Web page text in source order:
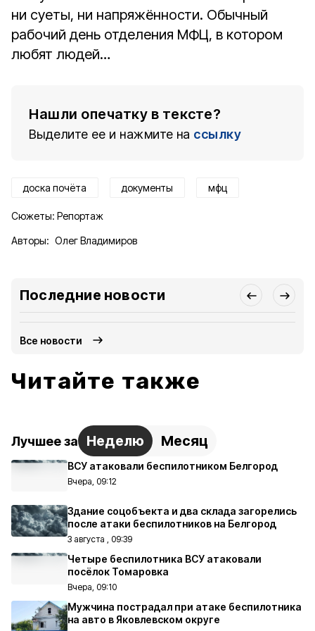
ни суеты, ни напряжённости. Обычный
рабочий день отделения МФЦ, в котором
любят людей…
Нашли опечатку в тексте?
Выделите ее и нажмите на ссылку
доска почёта документы мфц
Сюжеты: Репортаж
Авторы: Олег Владимиров
Последние новости
Все новости
Читайте также
Лучшее за Неделю Месяц
ВСУ атаковали беспилотником Белгород
Вчера, 09:12
Здание соцобъекта и два склада загорелись
после атаки беспилотников на Белгород
3 августа , 09:39
Четыре беспилотника ВСУ атаковали
посёлок Томаровка
Вчера, 09:10
Мужчина пострадал при атаке беспилотника
на авто в Яковлевском округе